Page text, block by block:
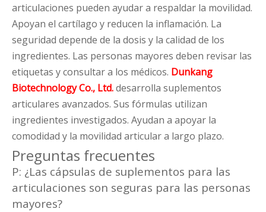
articulaciones pueden ayudar a respaldar la movilidad.
Apoyan el cartílago y reducen la inflamación. La
seguridad depende de la dosis y la calidad de los
ingredientes. Las personas mayores deben revisar las
etiquetas y consultar a los médicos. Dunkang
Biotechnology Co., Ltd.desarrolla suplementos
articulares avanzados. Sus fórmulas utilizan
ingredientes investigados. Ayudan a apoyar la
comodidad y la movilidad articular a largo plazo.
Preguntas frecuentes
P: ¿Las cápsulas de suplementos para las
articulaciones son seguras para las personas
mayores?